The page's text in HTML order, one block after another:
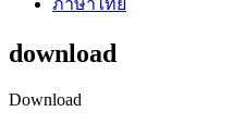
download
Download